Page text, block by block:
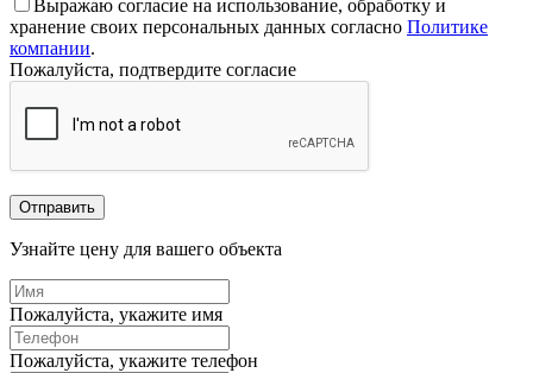
Выражаю согласие на использование, обработку и
хранение своих персональных данных согласно Политике
компании.
Пожалуйста, подтвердите согласие
Отправить
Узнайте цену для вашего объекта
Пожалуйста, укажите имя
Пожалуйста, укажите телефон